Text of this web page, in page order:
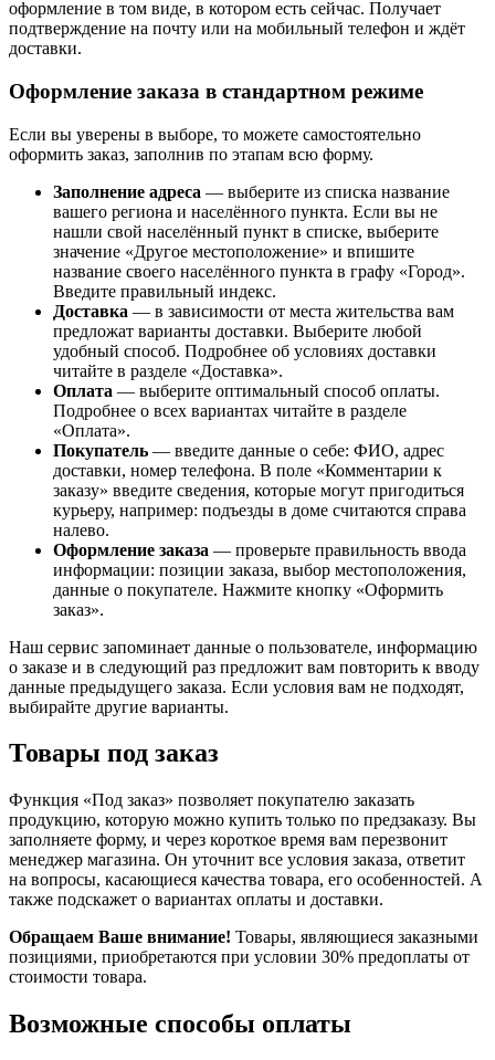
оформление в том виде, в котором есть сейчас. Получает
подтверждение на почту или на мобильный телефон и ждёт
доставки.
Оформление заказа в стандартном режиме
Если вы уверены в выборе, то можете самостоятельно
оформить заказ, заполнив по этапам всю форму.
Заполнение адреса — выберите из списка название
вашего региона и населённого пункта. Если вы не
нашли свой населённый пункт в списке, выберите
значение «Другое местоположение» и впишите
название своего населённого пункта в графу «Город».
Введите правильный индекс.
Доставка — в зависимости от места жительства вам
предложат варианты доставки. Выберите любой
удобный способ. Подробнее об условиях доставки
читайте в разделе «Доставка».
Оплата — выберите оптимальный способ оплаты.
Подробнее о всех вариантах читайте в разделе
«Оплата».
Покупатель — введите данные о себе: ФИО, адрес
доставки, номер телефона. В поле «Комментарии к
заказу» введите сведения, которые могут пригодиться
курьеру, например: подъезды в доме считаются справа
налево.
Оформление заказа — проверьте правильность ввода
информации: позиции заказа, выбор местоположения,
данные о покупателе. Нажмите кнопку «Оформить
заказ».
Наш сервис запоминает данные о пользователе, информацию
о заказе и в следующий раз предложит вам повторить к вводу
данные предыдущего заказа. Если условия вам не подходят,
выбирайте другие варианты.
Товары под заказ
Функция «Под заказ» позволяет покупателю заказать
продукцию, которую можно купить только по предзаказу. Вы
заполняете форму, и через короткое время вам перезвонит
менеджер магазина. Он уточнит все условия заказа, ответит
на вопросы, касающиеся качества товара, его особенностей. А
также подскажет о вариантах оплаты и доставки.
Обращаем Ваше внимание! Товары, являющиеся заказными
позициями, приобретаются при условии 30% предоплаты от
стоимости товара.
Возможные способы оплаты